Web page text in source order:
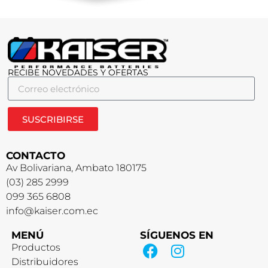
RECIBE NOVEDADES Y OFERTAS
SUSCRIBIRSE
CONTACTO
Av Bolivariana, Ambato 180175
(03) 285 2999
099 365 6808
info@kaiser.com.ec
MENÚ
Productos
Distribuidores
SÍGUENOS EN